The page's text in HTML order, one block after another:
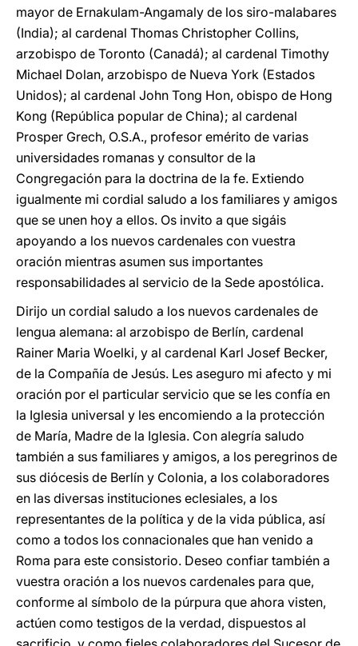
mayor de Ernakulam-Angamaly de los siro-malabares
(India); al cardenal Thomas Christopher Collins,
arzobispo de Toronto (Canadá); al cardenal Timothy
Michael Dolan, arzobispo de Nueva York (Estados
Unidos); al cardenal John Tong Hon, obispo de Hong
Kong (República popular de China); al cardenal
Prosper Grech, O.S.A., profesor emérito de varias
universidades romanas y consultor de la
Congregación para la doctrina de la fe. Extiendo
igualmente mi cordial saludo a los familiares y amigos
que se unen hoy a ellos. Os invito a que sigáis
apoyando a los nuevos cardenales con vuestra
oración mientras asumen sus importantes
responsabilidades al servicio de la Sede apostólica.
Dirijo un cordial saludo a los nuevos cardenales de
lengua alemana: al arzobispo de Berlín, cardenal
Rainer Maria Woelki, y al cardenal Karl Josef Becker,
de la Compañía de Jesús. Les aseguro mi afecto y mi
oración por el particular servicio que se les confía en
la Iglesia universal y les encomiendo a la protección
de María, Madre de la Iglesia. Con alegría saludo
también a sus familiares y amigos, a los peregrinos de
sus diócesis de Berlín y Colonia, a los colaboradores
en las diversas instituciones eclesiales, a los
representantes de la política y de la vida pública, así
como a todos los connacionales que han venido a
Roma para este consistorio. Deseo confiar también a
vuestra oración a los nuevos cardenales para que,
conforme al símbolo de la púrpura que ahora visten,
actúen como testigos de la verdad, dispuestos al